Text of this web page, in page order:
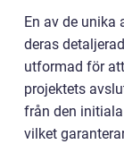
En av de unika
deras
utformad för
projektets
från den
vilket